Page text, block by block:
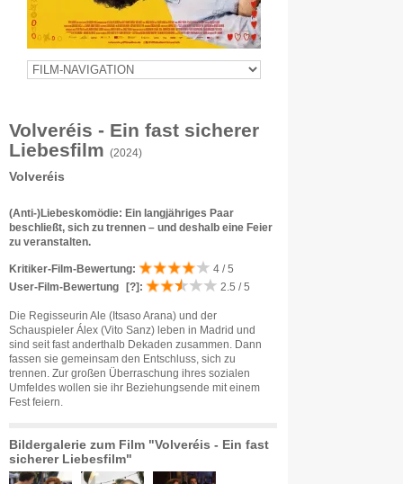
Volveréis - Ein fast sicherer
Liebesfilm (2024)
Volveréis
(Anti-)Liebeskomödie: Ein langjähriges Paar
beschließt, sich zu trennen – und deshalb eine Feier
zu veranstalten.
Kritiker-Film-Bewertung:
4 / 5
User-Film-Bewertung
[?] : 2.5 / 5
Die Regisseurin Ale (Itsaso Arana) und der
Schauspieler Álex (Vito Sanz) leben in Madrid und
sind seit fast anderthalb Dekaden zusammen. Dann
fassen sie gemeinsam den Entschluss, sich zu
trennen. Zur großen Überraschung ihres sozialen
Umfeldes wollen sie ihr Beziehungsende mit einem
Fest feiern.
Bildergalerie zum Film "Volveréis - Ein fast
sicherer Liebesfilm"